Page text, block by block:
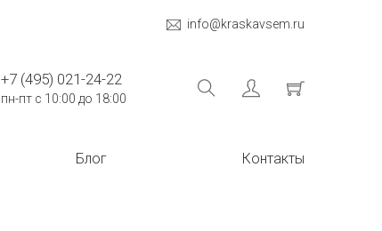
info@kraskavsem.ru
+7 (495) 021-24-22
пн-пт с 10:00 до 18:00
Блог Контакты